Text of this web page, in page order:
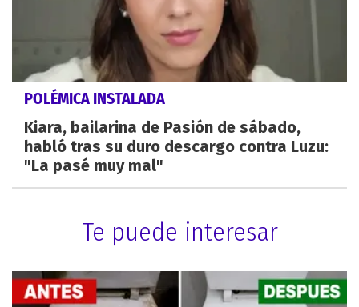
POLÉMICA INSTALADA
Kiara, bailarina de Pasión de sábado,
habló tras su duro descargo contra Luzu:
"La pasé muy mal"
Te puede interesar